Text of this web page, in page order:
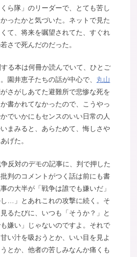
ら隊」のリーダーで、とても苦し
ったかと気づいた。ネットで見た
て、将来を嘱望されてた、すぐれ
さで死んだのだった。
する本は何冊か読んでいて、ひとご
園井恵子たちの話が中心で、 丸山
さがしあてた避難所で悲惨な死を
書かれてなかったので、こうやっ
でいかにもセンスのいい日常の人
まみると、あらためて、悔しさや
げた。
反対のデモの記事に、判で押した
判のコメントがつく話は前にも書
の大半が「戦争は誰でも嫌いだ」
…」とあれこれの攻撃に続く。そ
るたびに、いつも「そうか？」と
嫌い」じゃないのですよ。それで
い汁を吸おうとか、いい目を見よ
とか、他者の苦しみなんか痛くも